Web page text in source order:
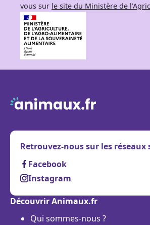
vous sur le site du Ministère de
Retrouvez-nous sur les réseaux
Facebook
Instagram
Découvrir Animaux.fr
Qui sommes-nous ?